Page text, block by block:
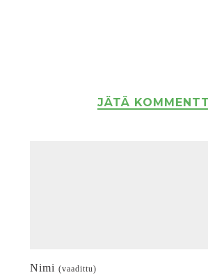
JÄTÄ
Nimi (vaadittu)